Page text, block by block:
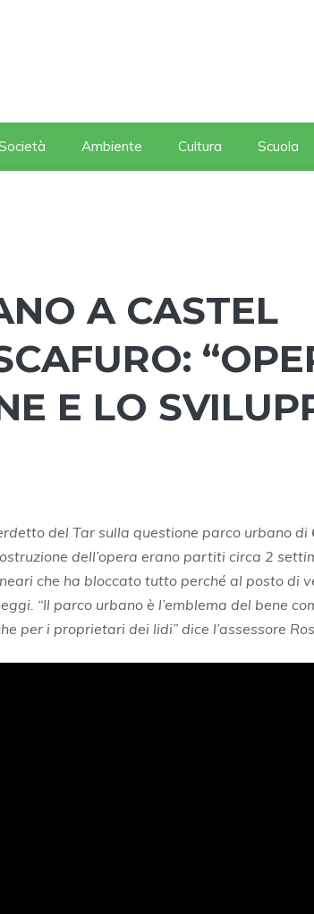
Ambiente Cultura Scuola
A CASTEL
E LO
del Tar sulla questione parco urbano di
dell’opera erano partiti circa 2
che ha bloccato tutto perché al posto di
“Il parco urbano è l’emblema del bene
per i proprietari dei lidi” dice l’assessore